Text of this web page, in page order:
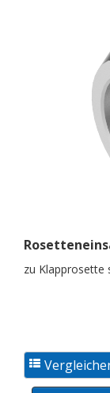
zu Klapprosette